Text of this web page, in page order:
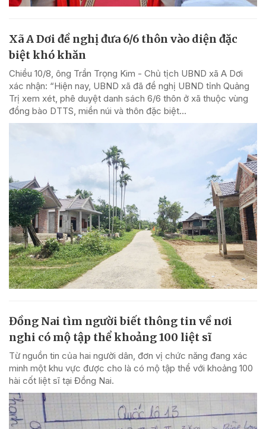
Xã A Dơi đề nghị đưa 6/6 thôn vào diện đặc
biệt khó khăn
Chiều 10/8, ông Trần Trọng Kim - Chủ tịch UBND xã A Dơi
xác nhận: “Hiện nay, UBND xã đã đề nghị UBND tỉnh Quảng
Trị xem xét, phê duyệt danh sách 6/6 thôn ở xã thuộc vùng
đồng bào DTTS, miền núi và thôn đặc biệt...
Đồng Nai tìm người biết thông tin về nơi
nghi có mộ tập thể khoảng 100 liệt sĩ
Từ nguồn tin của hai người dân, đơn vị chức năng đang xác
minh một khu vực được cho là có mộ tập thể với khoảng 100
hài cốt liệt sĩ tại Đồng Nai.